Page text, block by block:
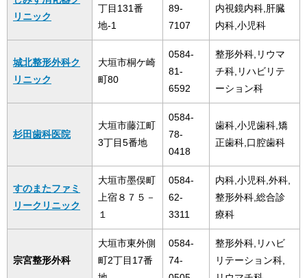
リニック
丁目131番
地-1
89-
7107
内視鏡内科,肝臓
内科,小児科
城北整形外科ク
リニック
大垣市桐ケ崎
町80
0584-
81-
6592
整形外科,リウマ
チ科,リハビリテ
ーション科
杉田歯科医院
大垣市藤江町
3丁目5番地
0584-
78-
0418
歯科,小児歯科,矯
正歯科,口腔歯科
すのまたファミ
リークリニック
大垣市墨俣町
上宿８７５－
１
0584-
62-
3311
​内科,小児科,外科,
整形外科,総合診
療科
宗宮整形外科
大垣市東外側
町2丁目17番
0584-
74-
整形外科,リハビ
リテーション科,